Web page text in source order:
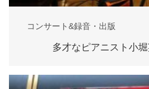
コンサート&録音・出版
多才なピアニスト小